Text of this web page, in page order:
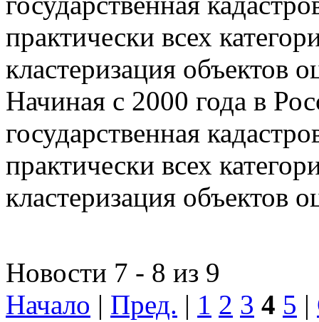
практически всех
кластеризация объектов
Начиная с 2000 года в
государственная
практически всех
кластеризация объектов
Новости 7 - 8 из 9
Начало | Пред. | 1 2 3 4 5 |